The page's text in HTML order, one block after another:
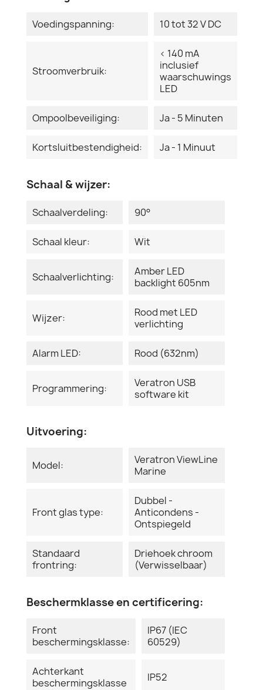
Voedingspanning: 10 tot 32 V DC
Stroomverbruik:
< 140 mA
inclusief
waarschuwings
LED
Ompoolbeveiliging: Ja - 5 Minuten
Kortsluitbestendigheid: Ja - 1 Minuut
Schaal & wijzer:
Schaalverdeling: 90°
Schaal kleur: Wit
Schaalverlichting:
Amber LED
backlight 605nm
Wijzer:
Rood met LED
verlichting
Alarm LED: Rood (632nm)
Programmering:
Veratron USB
software kit
Uitvoering:
Model:
Veratron ViewLine
Marine
Front glas type:
Dubbel -
Anticondens -
Ontspiegeld
Standaard
frontring:
Driehoek chroom
(Verwisselbaar)
Beschermklasse en certificering:
Front
beschermingsklasse:
IP67 (IEC
60529)
Achterkant
beschermingsklasse
IP52